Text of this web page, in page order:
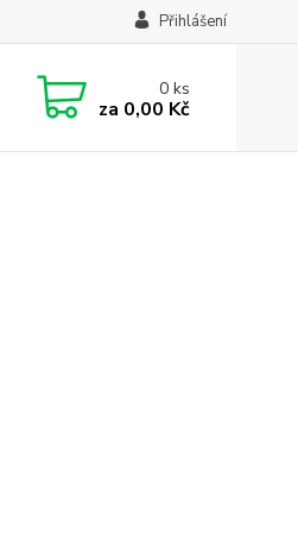
Přihlášení
0ks
za 0,00 Kč